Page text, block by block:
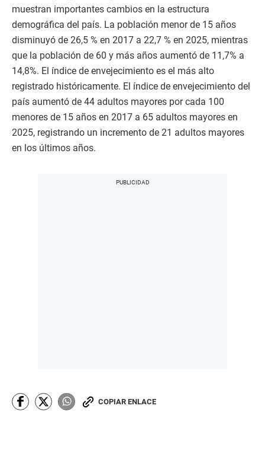
muestran importantes cambios en la estructura
demográfica del país. La población menor de 15 años
disminuyó de 26,5 % en 2017 a 22,7 % en 2025, mientras
que la población de 60 y más años aumentó de 11,7% a
14,8%. El índice de envejecimiento es el más alto
registrado históricamente. El índice de envejecimiento del
país aumentó de 44 adultos mayores por cada 100
menores de 15 años en 2017 a 65 adultos mayores en
2025, registrando un incremento de 21 adultos mayores
en los últimos años.
COPIAR ENLACE